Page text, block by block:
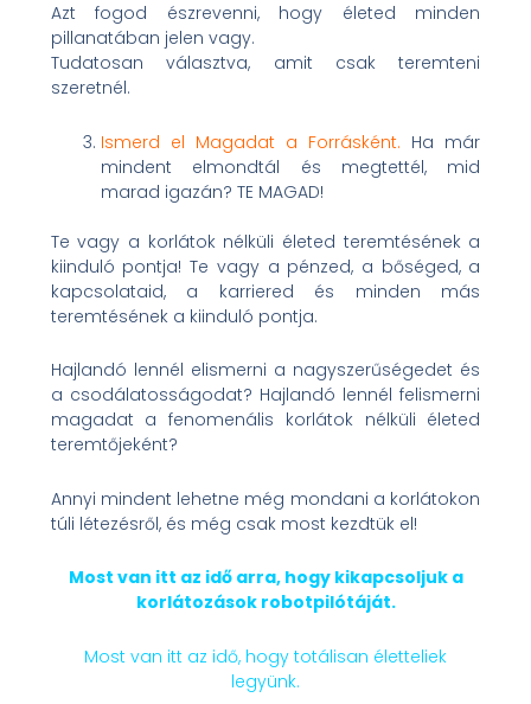
Azt fogod észrevenni, hogy életed minden
pillanatában jelen vagy.
Tudatosan választva, amit csak teremteni
szeretnél.
Ismerd el Magadat a Forrásként. Ha már
mindent elmondtál és megtettél, mid
marad igazán? TE MAGAD!
Te vagy a korlátok nélküli életed teremtésének a
kiinduló pontja! Te vagy a pénzed, a bőséged, a
kapcsolataid, a karriered és minden más
teremtésének a kiinduló pontja.
Hajlandó lennél elismerni a nagyszerűségedet és
a csodálatosságodat? Hajlandó lennél felismerni
magadat a fenomenális korlátok nélküli életed
teremtőjeként?
Annyi mindent lehetne még mondani a korlátokon
túli létezésről, és még csak most kezdtük el!
Most van itt az idő arra, hogy kikapcsoljuk a
korlátozások robotpilótáját.
Most van itt az idő, hogy totálisan életteliek
legyünk.